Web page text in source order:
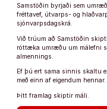
Samstöðin byrjaði sem
fréttavef, útvarps- og
sjónvarpsdagskrá.
Við trúum að Samstöðin
róttæka umræðu um málefni
almennings.
Ef þú ert sama sinnis skaltu
með einn af eigendum hennar.
Þitt framlag skiptir máli.